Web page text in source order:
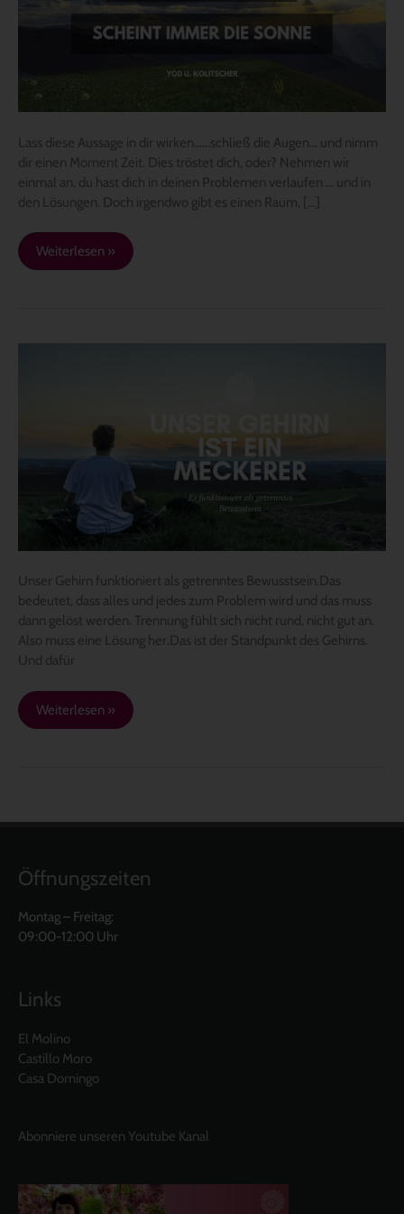
Lass diese Aussage in dir wirken……schließ die Augen… und nimm
dir einen Moment Zeit. Dies tröstet dich, oder? Nehmen wir
einmal an, du hast dich in deinen Problemen verlaufen … und in
den Lösungen. Doch irgendwo gibt es einen Raum, […]
Weiterlesen »
Unser Gehirn funktioniert als getrenntes Bewusstsein.Das
bedeutet, dass alles und jedes zum Problem wird und das muss
dann gelöst werden. Trennung fühlt sich nicht rund, nicht gut an.
Also muss eine Lösung her.Das ist der Standpunkt des Gehirns.
Und dafür
Weiterlesen »
Öffnungszeiten
Montag – Freitag:
09:00-12:00 Uhr
Links
El Molino
Castillo Moro
Casa Domingo
Abonniere unseren Youtube Kanal